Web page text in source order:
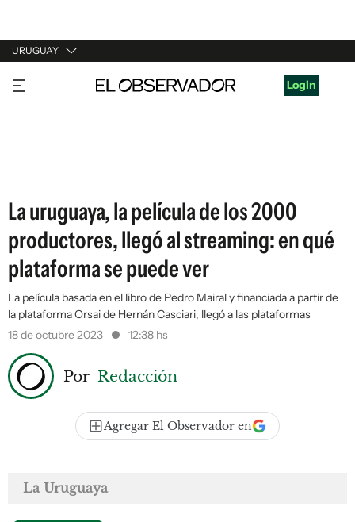
URUGUAY
URUGUAY
ARGENTINA
Login
La uruguaya, la película de los 2000
productores, llegó al streaming: en qué
plataforma se puede ver
La película basada en el libro de Pedro Mairal y financiada a partir de
la plataforma Orsai de Hernán Casciari, llegó a las plataformas
18 de octubre 2023
12:38 hs
Por Redacción
Agregar El Observador en
La Uruguaya